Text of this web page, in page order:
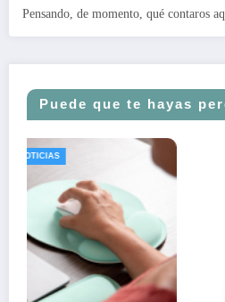
Pensando, de momento, qué contaros
Puede que te hayas
FALLOS DE CONCURSOS